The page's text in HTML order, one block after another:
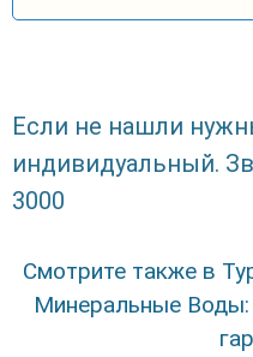
Если не нашли
индивидуальный.
3000
Смотрите также в
Минеральные